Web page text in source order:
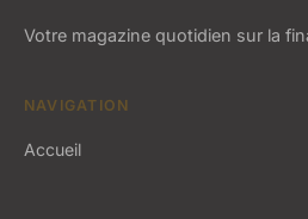
Votre magazine quotidien sur la
NAVIGATION
Accueil